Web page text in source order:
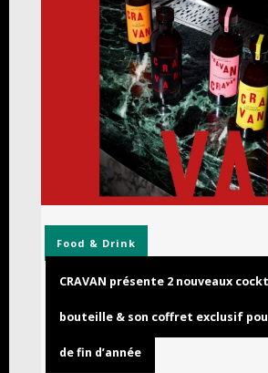
Food & Drink
CRAVAN présente 2 nouveaux
bouteille & son coffret exclusif
de fin d’année